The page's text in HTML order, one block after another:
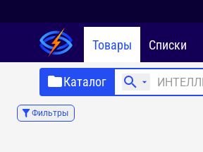
Товары Списки
Каталог
Фильтры